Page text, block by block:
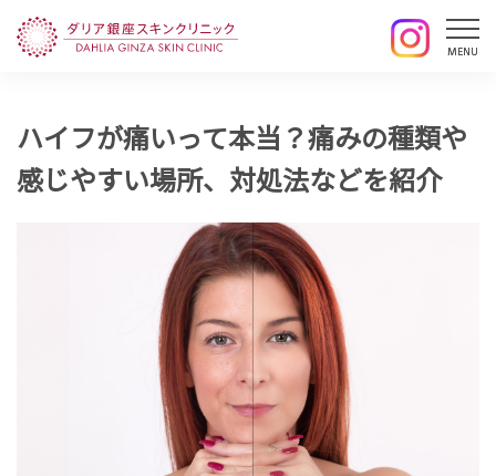
ハイフが痛いって本当？痛みの種類や
感じやすい場所、対処法などを紹介